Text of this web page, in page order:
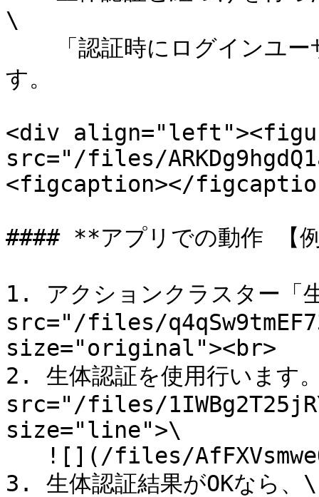
\
す。
<div
src="/files/
<figcaption></
#### **アプリでの動作 【
1. アクションクラスター「
src="/files/
size="original"><br>
2. 生体認証を使用行います
src="/files/
size="line">\
3. 生体認証結果がOKなら、\